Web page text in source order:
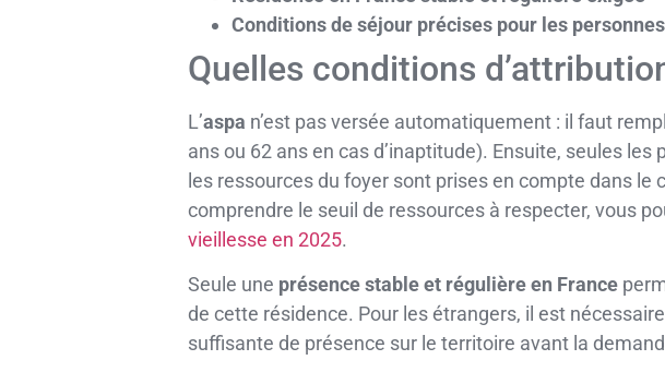
Conditions de séjour précises pour les
Quelles conditions
L’aspa n’est pas versée automatiquement : il faut
ans ou 62 ans en cas d’inaptitude). Ensuite, seules les
les ressources du foyer sont prises en compte dans le
comprendre le seuil de ressources à respecter, vous
vieillesse en 2025.
Seule une présence stable et régulière en France
de cette résidence. Pour les étrangers, il est
suffisante de présence sur le territoire avant la